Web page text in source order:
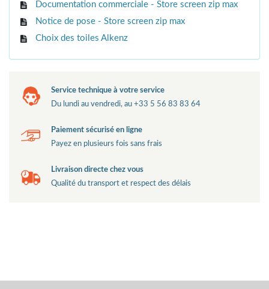
Documentation commerciale - Store screen zip max
Notice de pose - Store screen zip max
Choix des toiles Alkenz
Service technique à votre service
Du lundi au vendredi, au +33 5 56 83 83 64
Paiement sécurisé en ligne
Payez en plusieurs fois sans frais
Livraison directe chez vous
Qualité du transport et respect des délais